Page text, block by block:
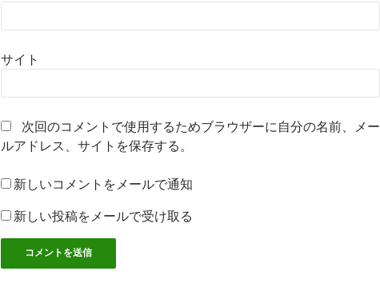
サイト
次回のコメントで使用するためブラウザーに自分の名前、メー
ルアドレス、サイトを保存する。
新しいコメントをメールで通知
新しい投稿をメールで受け取る